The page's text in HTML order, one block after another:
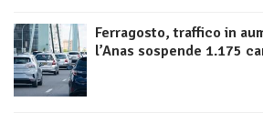
Ferragosto, traffico in
l’Anas sospende 1.175